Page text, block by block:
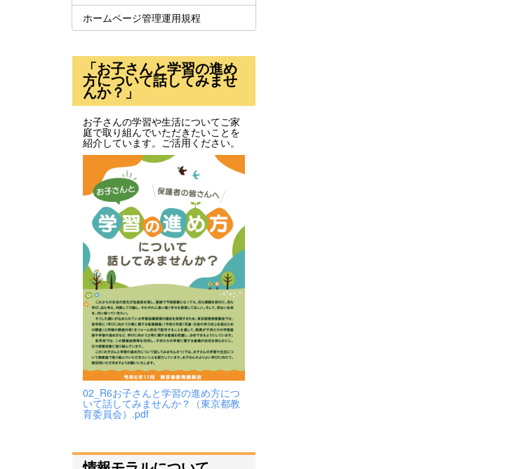
ホームページ管理運用規程
「お子さんと学習の進め
方について話してみませ
んか？」
お子さんの学習や生活についてご家
庭で取り組んでいただきたいことを
紹介しています。ご活用ください。
02_R6お子さんと学習の進め方につ
いて話してみませんか？（東京都教
育委員会）.pdf